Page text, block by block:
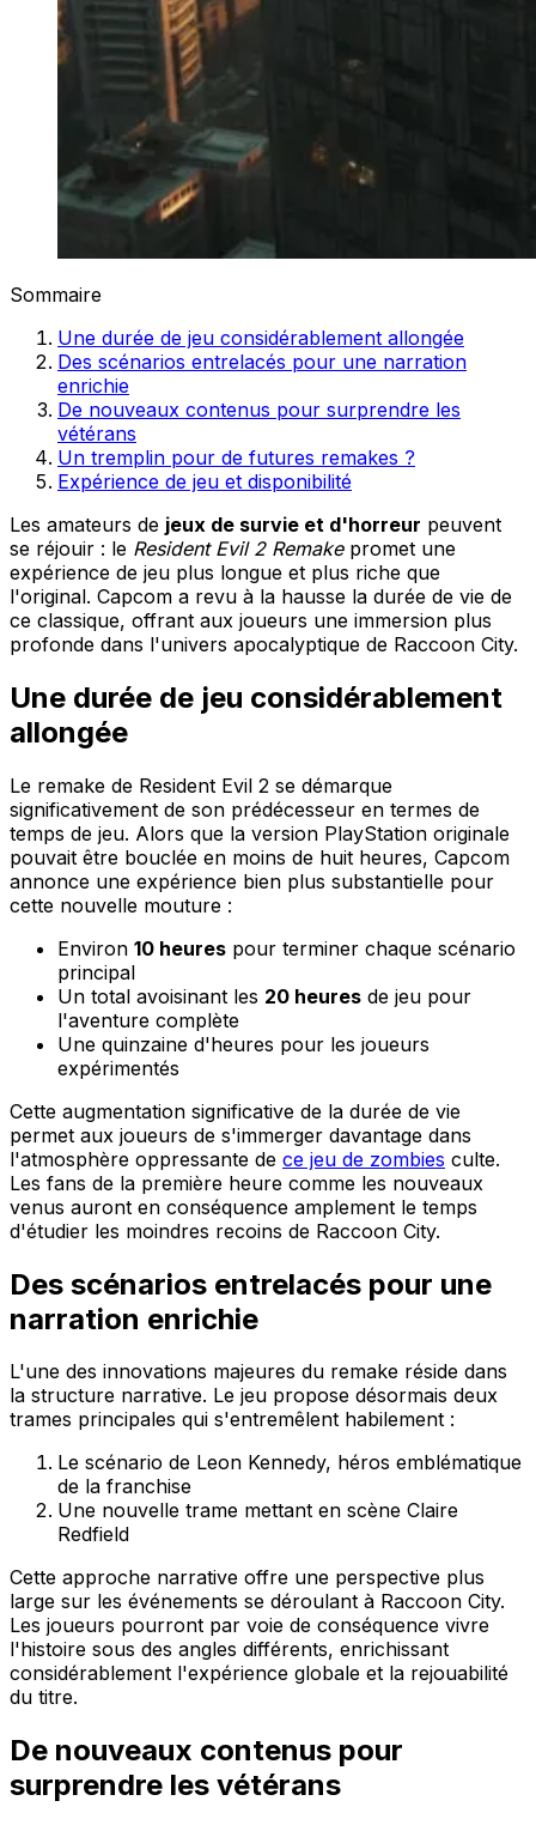
Sommaire
Une durée de jeu considérablement allongée
Des scénarios entrelacés pour une narration
enrichie
De nouveaux contenus pour surprendre les
vétérans
Un tremplin pour de futures remakes ?
Expérience de jeu et disponibilité
Les amateurs de jeux de survie et d'horreur peuvent
se réjouir : le Resident Evil 2 Remakepromet une
expérience de jeu plus longue et plus riche que
l'original. Capcom a revu à la hausse la durée de vie de
ce classique, offrant aux joueurs une immersion plus
profonde dans l'univers apocalyptique de Raccoon City.
Une durée de jeu considérablement
allongée
Le remake de Resident Evil 2 se démarque
significativement de son prédécesseur en termes de
temps de jeu. Alors que la version PlayStation originale
pouvait être bouclée en moins de huit heures, Capcom
annonce une expérience bien plus substantielle pour
cette nouvelle mouture :
Environ 10 heures pour terminer chaque scénario
principal
Un total avoisinant les 20 heures de jeu pour
l'aventure complète
Une quinzaine d'heures pour les joueurs
expérimentés
Cette augmentation significative de la durée de vie
permet aux joueurs de s'immerger davantage dans
l'atmosphère oppressante de ce jeu de zombies culte.
Les fans de la première heure comme les nouveaux
venus auront en conséquence amplement le temps
d'étudier les moindres recoins de Raccoon City.
Des scénarios entrelacés pour une
narration enrichie
L'une des innovations majeures du remake réside dans
la structure narrative. Le jeu propose désormais deux
trames principales qui s'entremêlent habilement :
Le scénario de Leon Kennedy, héros emblématique
de la franchise
Une nouvelle trame mettant en scène Claire
Redfield
Cette approche narrative offre une perspective plus
large sur les événements se déroulant à Raccoon City.
Les joueurs pourront par voie de conséquence vivre
l'histoire sous des angles différents, enrichissant
considérablement l'expérience globale et la rejouabilité
du titre.
De nouveaux contenus pour
surprendre les vétérans